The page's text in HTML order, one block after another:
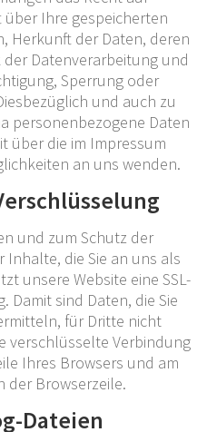
Ihre gespeicherten
Herkunft der Daten, deren
Datenverarbeitung und
Sperrung oder
und auch zu
personenbezogene Daten
über die im Impressum
an uns wenden.
und zum Schutz der
die Sie an uns als
unsere Website eine SSL-
Damit sind Daten, die Sie
für Dritte nicht
verschlüsselte Verbindung
Ihres Browsers und am
der Browserzeile.
Dateien